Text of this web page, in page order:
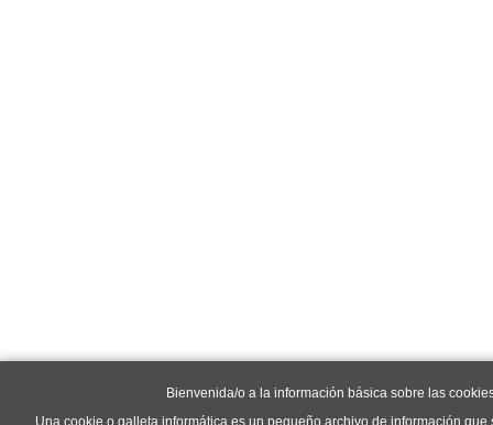
Bienvenida/o a la información básica sobre las
Una cookie o galleta informática es un pequeño archivo de información